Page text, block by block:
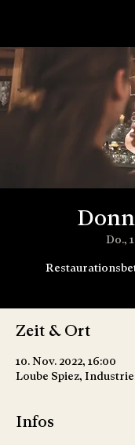
Do.,
Zeit & Ort
10. Nov. 2022, 16:00
Loube Spiez,
Infos